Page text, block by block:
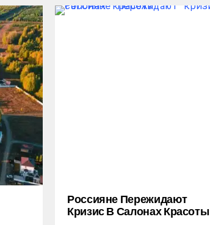
Россияне Пережидают
Кризис В Салонах Красоты